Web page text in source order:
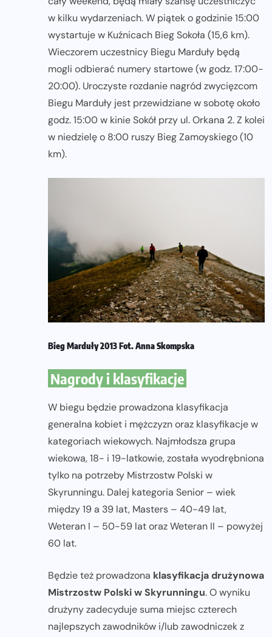
w kilku wydarzeniach. W piątek o godzinie 15:00
wystartuje w Kuźnicach Bieg Sokoła (15,6 km).
Wieczorem uczestnicy Biegu Marduły będą
mogli odbierać numery startowe (w godz. 17:00-
20:00). Uroczyste rozdanie nagród zwycięzcom
Biegu Marduły jest przewidziane w sobotę około
godz. 15:00 w kinie Sokół przy ul. Orkana 2. Z kolei
w niedzielę o 8:00 ruszy Bieg Zamoyskiego (10
km).
Bieg Marduły 2013 Fot. Anna Skompska
Nagrody i klasyfikacje
W biegu będzie prowadzona klasyfikacja
generalna kobiet i mężczyzn oraz klasyfikacje w
kategoriach wiekowych. Najmłodsza grupa
wiekowa, 18- i 19-latkowie, została wyodrębniona
tylko na potrzeby Mistrzostw Polski w
Skyrunningu. Dalej kategoria Senior – wiek
między 19 a 39 lat, Masters – 40-49 lat,
Weteran I – 50-59 lat oraz Weteran II – powyżej
60 lat.
Będzie też prowadzona klasyfikacja drużynowa
Mistrzostw Polski w Skyrunningu. O wyniku
drużyny zadecyduje suma miejsc czterech
najlepszych zawodników i/lub zawodniczek z